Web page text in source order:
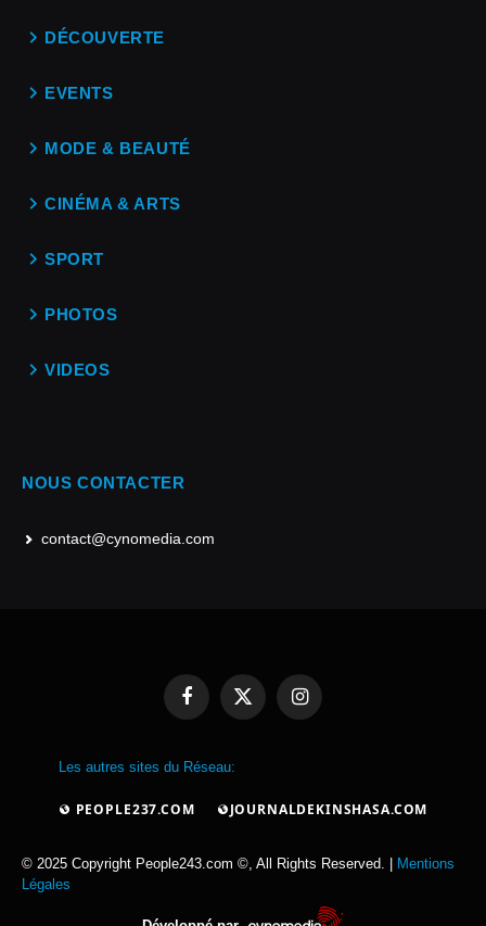
DÉCOUVERTE
EVENTS
MODE & BEAUTÉ
CINÉMA & ARTS
SPORT
PHOTOS
VIDEOS
NOUS CONTACTER
contact@cynomedia.com
FacebookX
Instagram
Les autres sites du Réseau:
PEOPLE237.COM JOURNALDEKINSHASA.COM
© 2025 Copyright People243.com ©, All Rights Reserved. |
Mentions
Légales